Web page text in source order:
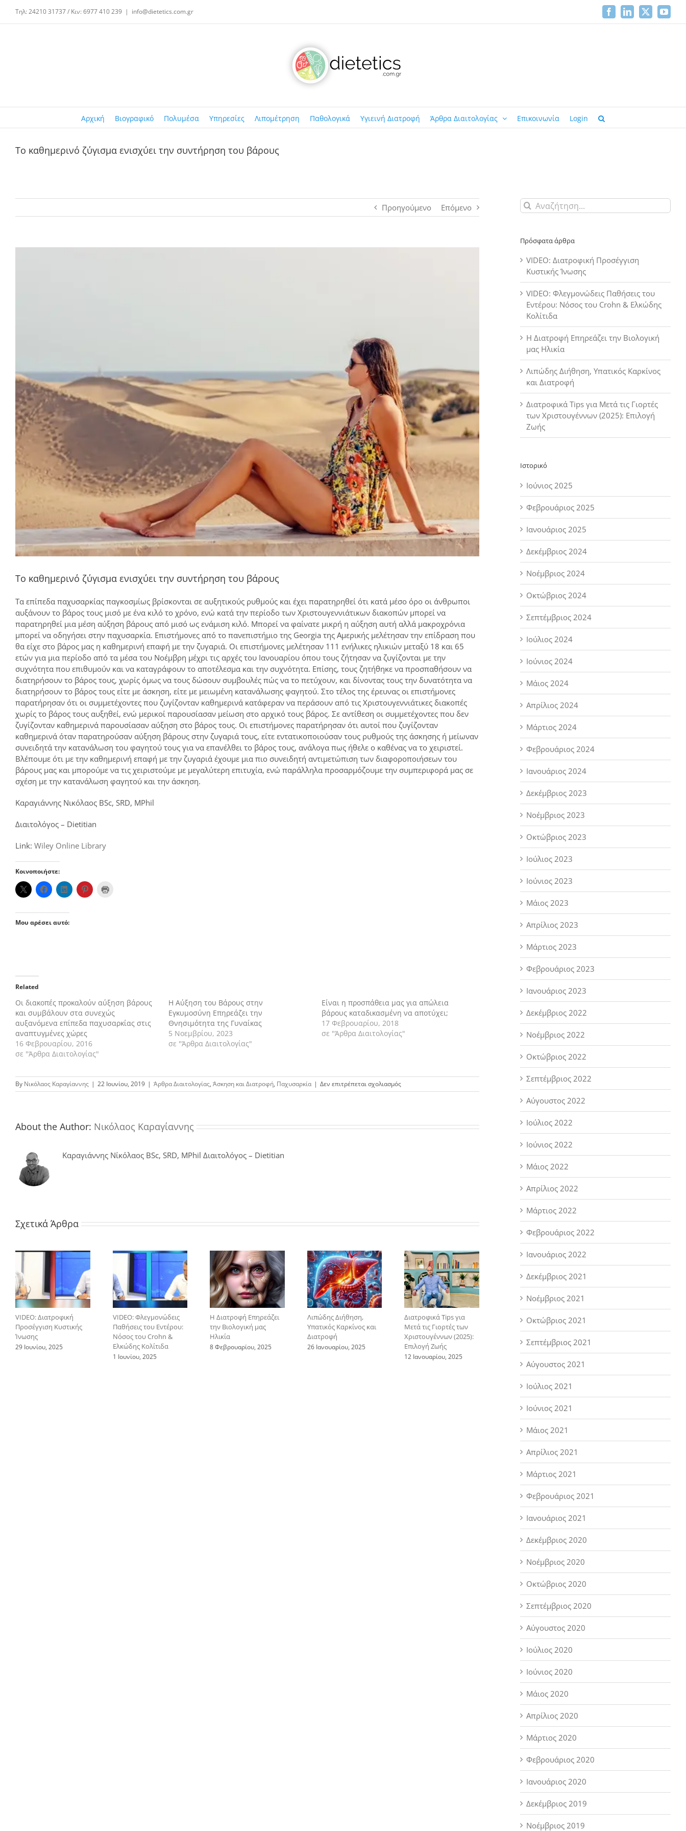
Τηλ: 24210 31737 / Κιν: 6977 410 239 | info@dietetics.com.gr FacebookLinkedIn
X
Αρχική Βιογραφικό Πολυμέσα Υπηρεσίες Λιπομέτρηση Παθολογικά Υγιεινή Διατροφή Άρθρα Διαιτολογίας Επικοινωνία Login
Το καθημερινό ζύγισμα ενισχύει την συντήρηση του βάρους
Προηγούμενο Επόμενο
Το καθημερινό ζύγισμα ενισχύει την συντήρηση του βάρους
Τα επίπεδα παχυσαρκίας παγκοσμίως βρίσκονται σε αυξητικούς ρυθμούς και έχει παρατηρηθεί ότι κατά μέσο όρο οι άνθρωποι
αυξάνουν το βάρος τους μισό με ένα κιλό το χρόνο, ενώ κατά την περίοδο των Χριστουγεννιάτικων διακοπών μπορεί να
παρατηρηθεί μια μέση αύξηση βάρους από μισό ως ενάμιση κιλό. Μπορεί να φαίνατε μικρή η αύξηση αυτή αλλά μακροχρόνια
μπορεί να οδηγήσει στην παχυσαρκία. Επιστήμονες από το πανεπιστήμιο της Georgia της Αμερικής μελέτησαν την επίδραση που
θα είχε στο βάρος μας η καθημερινή επαφή με την ζυγαριά. Οι επιστήμονες μελέτησαν 111 ενήλικες ηλικιών μεταξύ 18 και 65
ετών για μια περίοδο από τα μέσα του Νοέμβρη μέχρι τις αρχές του Ιανουαρίου όπου τους ζήτησαν να ζυγίζονται με την
συχνότητα που επιθυμούν και να καταγράφουν το αποτέλεσμα και την συχνότητα. Επίσης, τους ζητήθηκε να προσπαθήσουν να
διατηρήσουν το βάρος τους, χωρίς όμως να τους δώσουν συμβουλές πώς να το πετύχουν, και δίνοντας τους την δυνατότητα να
διατηρήσουν το βάρος τους είτε με άσκηση, είτε με μειωμένη κατανάλωσης φαγητού. Στο τέλος της έρευνας οι επιστήμονες
παρατήρησαν ότι οι συμμετέχοντες που ζυγίζονταν καθημερινά κατάφεραν να περάσουν από τις Χριστουγεννιάτικες διακοπές
χωρίς το βάρος τους αυξηθεί, ενώ μερικοί παρουσίασαν μείωση στο αρχικό τους βάρος. Σε αντίθεση οι συμμετέχοντες που δεν
ζυγίζονταν καθημερινά παρουσίασαν αύξηση στο βάρος τους. Οι επιστήμονες παρατήρησαν ότι αυτοί που ζυγίζονταν
καθημερινά όταν παρατηρούσαν αύξηση βάρους στην ζυγαριά τους, είτε εντατικοποιούσαν τους ρυθμούς της άσκησης ή μείωναν
συνειδητά την κατανάλωση του φαγητού τους για να επανέλθει το βάρος τους, ανάλογα πως ήθελε ο καθένας να το χειριστεί.
Βλέπουμε ότι με την καθημερινή επαφή με την ζυγαριά έχουμε μια πιο συνειδητή αντιμετώπιση των διαφοροποιήσεων του
βάρους μας και μπορούμε να τις χειριστούμε με μεγαλύτερη επιτυχία, ενώ παράλληλα προσαρμόζουμε την συμπεριφορά μας σε
σχέση με την κατανάλωση φαγητού και την άσκηση.
Καραγιάννης Νικόλαος BSc, SRD, MPhil
Διαιτολόγος – Dietitian
Link: Wiley Online Library
Κοινοποιήστε:
Μου αρέσει αυτό:
Related
Οι διακοπές προκαλούν αύξηση βάρους
και συμβάλουν στα συνεχώς
αυξανόμενα επίπεδα παχυσαρκίας στις
αναπτυγμένες χώρες
16 Φεβρουαρίου, 2016
σε "Άρθρα Διαιτολογίας"
Η Αύξηση του Βάρους στην
Εγκυμοσύνη Επηρεάζει την
Θνησιμότητα της Γυναίκας
5 Νοεμβρίου, 2023
σε "Άρθρα Διαιτολογίας"
Είναι η προσπάθεια μας για απώλεια
βάρους καταδικασμένη να αποτύχει;
17 Φεβρουαρίου, 2018
σε "Άρθρα Διαιτολογίας"
By Νικόλαος Καραγίαννης | 22 Ιουνίου, 2019 | Άρθρα Διαιτολογίας, Άσκηση και Διατροφή, Παχυσαρκία | Δεν επιτρέπεται σχολιασμόςστο
Το
την
About the Author: Νικόλαος Καραγίαννης
Καραγιάννης Νίκόλαος BSc, SRD, MPhil Διαιτολόγος – Dietitian
Σχετικά Άρθρα
VIDEO: Διατροφική
Προσέγγιση Κυστικής
Ίνωσης
29 Ιουνίου, 2025
VIDEO: Φλεγμονώδεις
Παθήσεις του Εντέρου:
Νόσος του Crohn &
Ελκώδης Κολίτιδα
1 Ιουνίου, 2025
Η Διατροφή Επηρεάζει
την Βιολογική μας
Ηλικία
8 Φεβρουαρίου, 2025
Λιπώδης Διήθηση,
Υπατικός Καρκίνος και
Διατροφή
26 Ιανουαρίου, 2025
Διατροφικά Tips για
Μετά τις Γιορτές των
Χριστουγέννων (2025):
Επιλογή Ζωής
12 Ιανουαρίου, 2025
Αναζήτηση
για:
Πρόσφατα άρθρα
VIDEO: Διατροφική Προσέγγιση
Κυστικής Ίνωσης
VIDEO: Φλεγμονώδεις Παθήσεις του
Εντέρου: Νόσος του Crohn & Ελκώδης
Κολίτιδα
Η Διατροφή Επηρεάζει την Βιολογική
μας Ηλικία
Λιπώδης Διήθηση, Υπατικός Καρκίνος
και Διατροφή
Διατροφικά Tips για Μετά τις Γιορτές
των Χριστουγέννων (2025): Επιλογή
Ζωής
Ιστορικό
Ιούνιος 2025
Φεβρουάριος 2025
Ιανουάριος 2025
Δεκέμβριος 2024
Νοέμβριος 2024
Οκτώβριος 2024
Σεπτέμβριος 2024
Ιούλιος 2024
Ιούνιος 2024
Μάιος 2024
Απρίλιος 2024
Μάρτιος 2024
Φεβρουάριος 2024
Ιανουάριος 2024
Δεκέμβριος 2023
Νοέμβριος 2023
Οκτώβριος 2023
Ιούλιος 2023
Ιούνιος 2023
Μάιος 2023
Απρίλιος 2023
Μάρτιος 2023
Φεβρουάριος 2023
Ιανουάριος 2023
Δεκέμβριος 2022
Νοέμβριος 2022
Οκτώβριος 2022
Σεπτέμβριος 2022
Αύγουστος 2022
Ιούλιος 2022
Ιούνιος 2022
Μάιος 2022
Απρίλιος 2022
Μάρτιος 2022
Φεβρουάριος 2022
Ιανουάριος 2022
Δεκέμβριος 2021
Νοέμβριος 2021
Οκτώβριος 2021
Σεπτέμβριος 2021
Αύγουστος 2021
Ιούλιος 2021
Ιούνιος 2021
Μάιος 2021
Απρίλιος 2021
Μάρτιος 2021
Φεβρουάριος 2021
Ιανουάριος 2021
Δεκέμβριος 2020
Νοέμβριος 2020
Οκτώβριος 2020
Σεπτέμβριος 2020
Αύγουστος 2020
Ιούλιος 2020
Ιούνιος 2020
Μάιος 2020
Απρίλιος 2020
Μάρτιος 2020
Φεβρουάριος 2020
Ιανουάριος 2020
Δεκέμβριος 2019
Νοέμβριος 2019